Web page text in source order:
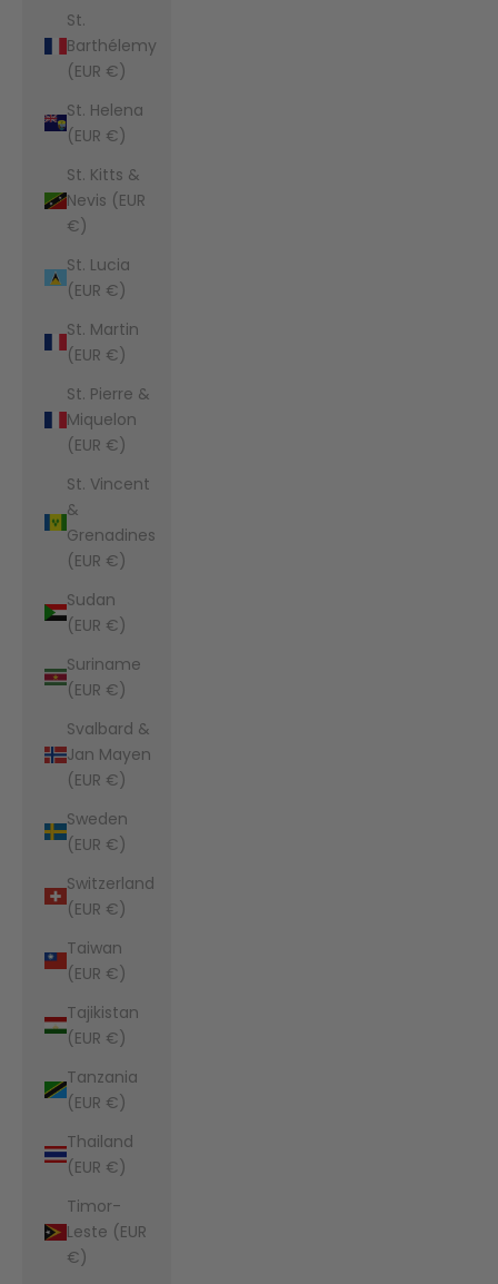
St.
Barthélemy
(EUR €)
St. Helena
(EUR €)
St. Kitts &
Nevis (EUR
€)
St. Lucia
(EUR €)
St. Martin
(EUR €)
St. Pierre &
Miquelon
(EUR €)
St. Vincent
&
Grenadines
(EUR €)
Sudan
(EUR €)
Suriname
(EUR €)
Svalbard &
Jan Mayen
(EUR €)
Sweden
(EUR €)
Switzerland
(EUR €)
Taiwan
(EUR €)
Tajikistan
(EUR €)
Tanzania
(EUR €)
Thailand
(EUR €)
Timor-
Leste (EUR
€)